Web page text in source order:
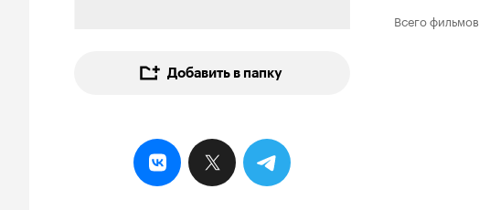
Добавить в папку
Всего фильмов